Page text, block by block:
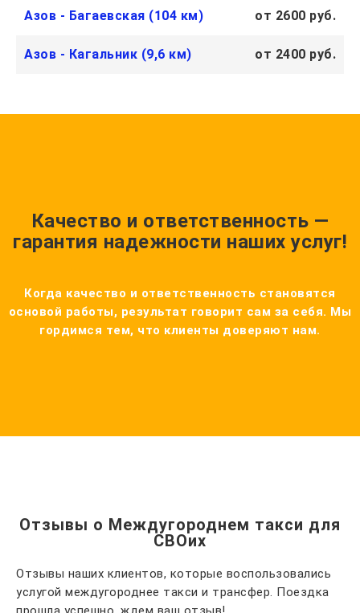
Азов - Багаевская (104 км) от 2600 руб.
Азов - Кагальник (9,6 км) от 2400 руб.
Качество и ответственность —
гарантия надежности наших услуг!
Когда качество и ответственность становятся
основой работы, результат говорит сам за себя. Мы
гордимся тем, что клиенты доверяют нам.
Отзывы о Междугороднем такси для
СВОих
Отзывы наших клиентов, которые воспользовались
услугой междугороднее такси и трансфер. Поездка